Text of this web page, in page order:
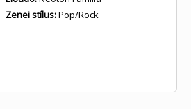
Zenei stílus:Pop/Rock